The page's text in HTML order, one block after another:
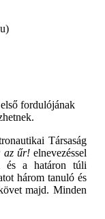
fordulójának
Társaság
az űr!elnevezéssel
és a határon túli
három tanuló és
majd. Minden